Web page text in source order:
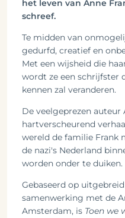
het leven van Anne
schreef.
Te midden van
gedurfd, creatief en
Met een wijsheid die
wordt ze een schrijfster
kennen zal veranderen.
De veelgeprezen
hartverscheurend
wereld de familie Frank
de nazi's Nederland
worden onder te duiken.
Gebaseerd op
samenwerking met de
Amsterdam, is Toen we